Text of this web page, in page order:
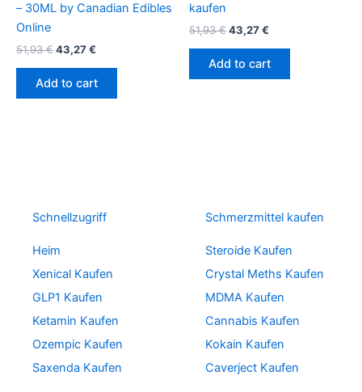
– 30ML by Canadian Edibles
Online
51,93€43,27€
Add to cart
kaufen
51,93€43,27€
Add to cart
Schnellzugriff
Heim
Xenical Kaufen
GLP1 Kaufen
Ketamin Kaufen
Ozempic Kaufen
Saxenda Kaufen
Schmerzmittel kaufen
Steroide Kaufen
Crystal Meths Kaufen
MDMA Kaufen
Cannabis Kaufen
Kokain Kaufen
Caverject Kaufen